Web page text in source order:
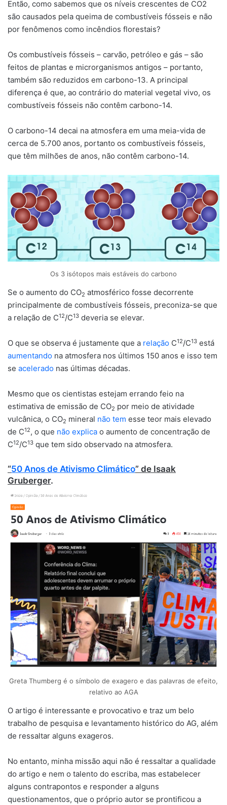
Então, como sabemos que os níveis crescentes de CO2
são causados ​​pela queima de combustíveis fósseis e não
por fenômenos como incêndios florestais?
Os combustíveis fósseis – carvão, petróleo e gás – são
feitos de plantas e microrganismos antigos – portanto,
também são reduzidos em carbono-13. A principal
diferença é que, ao contrário do material vegetal vivo, os
combustíveis fósseis não contêm carbono-14.
O carbono-14 decai na atmosfera em uma meia-vida de
cerca de 5.700 anos, portanto os combustíveis fósseis,
que têm milhões de anos, não contêm carbono-14.
Os 3 isótopos mais estáveis do carbono
Se o aumento do CO2 atmosférico fosse decorrente
principalmente de combustíveis fósseis, preconiza-se que
a relação de C12/C13 deveria se elevar.
O que se observa é justamente que a relação C12/C13 está
aumentando na atmosfera nos últimos 150 anos e isso tem
se acelerado nas últimas décadas.
Mesmo que os cientistas estejam errando feio na
estimativa de emissão de CO2 por meio de atividade
vulcânica, o CO2 mineral não tem esse teor mais elevado
de C12, o que não explica o aumento de concentração de
C12/C13 que tem sido observado na atmosfera.
“50 Anos de Ativismo Climático” de Isaak
Gruberger.
Greta Thumberg é o símbolo de exagero e das palavras de efeito,
relativo ao AGA
O artigo é interessante e provocativo e traz um belo
trabalho de pesquisa e levantamento histórico do AG, além
de ressaltar alguns exageros.
No entanto, minha missão aqui não é ressaltar a qualidade
do artigo e nem o talento do escriba, mas estabelecer
alguns contrapontos e responder a alguns
questionamentos, que o próprio autor se prontificou a